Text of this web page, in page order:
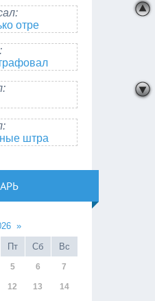
отре
штра
»
Пт Сб Вс
5 6 7
12 13 14